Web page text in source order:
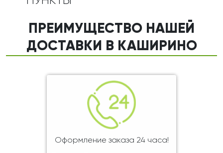
ПРЕИМУЩЕСТВО НАШЕЙ
ДОСТАВКИ В КАШИРИНО
Оформление заказа 24 часа!